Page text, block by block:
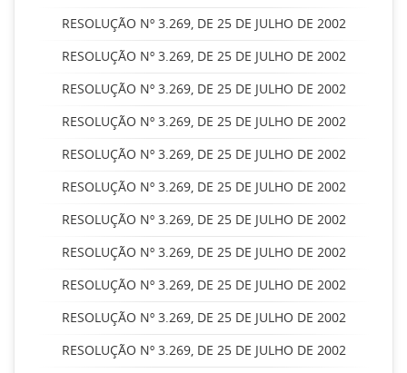
RESOLUÇÃO Nº 3.269, DE 25 DE JULHO DE 2002
RESOLUÇÃO Nº 3.269, DE 25 DE JULHO DE 2002
RESOLUÇÃO Nº 3.269, DE 25 DE JULHO DE 2002
RESOLUÇÃO Nº 3.269, DE 25 DE JULHO DE 2002
RESOLUÇÃO Nº 3.269, DE 25 DE JULHO DE 2002
RESOLUÇÃO Nº 3.269, DE 25 DE JULHO DE 2002
RESOLUÇÃO Nº 3.269, DE 25 DE JULHO DE 2002
RESOLUÇÃO Nº 3.269, DE 25 DE JULHO DE 2002
RESOLUÇÃO Nº 3.269, DE 25 DE JULHO DE 2002
RESOLUÇÃO Nº 3.269, DE 25 DE JULHO DE 2002
RESOLUÇÃO Nº 3.269, DE 25 DE JULHO DE 2002